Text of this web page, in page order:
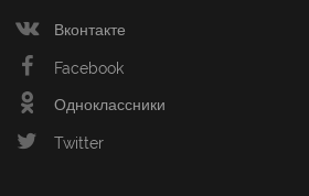
Вконтакте
Facebook
Одноклассники
Twitter